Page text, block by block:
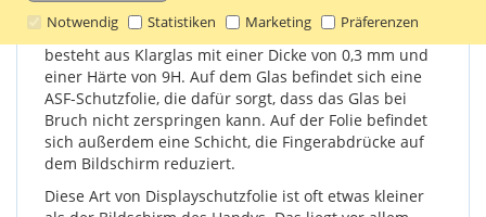
Notwendig Statistiken Marketing Präferenzen
Die Displayschutzfolie aus Glas bietet einen guten
Schutz vor Sturzschäden und Kratzern. Die Glasfolie
besteht aus Klarglas mit einer Dicke von 0,3 mm und
einer Härte von 9H. Auf dem Glas befindet sich eine
ASF-Schutzfolie, die dafür sorgt, dass das Glas bei
Bruch nicht zerspringen kann. Auf der Folie befindet
sich außerdem eine Schicht, die Fingerabdrücke auf
dem Bildschirm reduziert.
Diese Art von Displayschutzfolie ist oft etwas kleiner